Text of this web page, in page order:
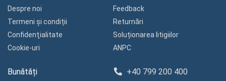
Despre noi
Termeni și condiții
Confidenţialitate
Cookie-uri
Feedback
Returnări
Soluționarea litigiilor
ANPC
Bunătăți +40 799 200 400